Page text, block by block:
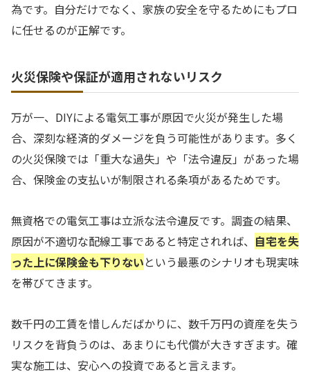
為です。自分だけでなく、家族の安全を守るためにもプロ
に任せるのが正解です。
火災保険や保証が適用されないリスク
万が一、DIYによる電気工事が原因で火災が発生した場
合、深刻な経済的ダメージを負う可能性があります。多く
の火災保険では「重大な過失」や「法令違反」があった場
合、保険金の支払いが制限される条項があるためです。
無資格での電気工事は立派な法令違反です。調査の結果、
原因が不適切な配線工事であると特定されれば、 自宅を失
った上に保険金も下りないという最悪のシナリオも現実味
を帯びてきます。
数千円の工賃を惜しんだばかりに、数千万円の資産を失う
リスクを背負うのは、あまりにも代償が大きすぎます。確
実な施工は、安心への投資であると言えます。